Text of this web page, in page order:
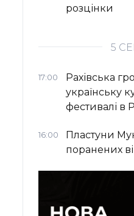
розцінки
5
17:00
Рахівська
українську
фестивалі в
16:00
Пластуни
поранених